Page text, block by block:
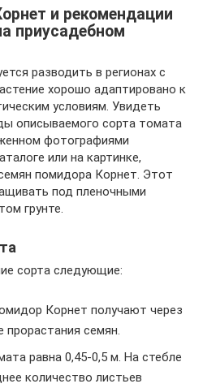
и рекомендации
приусадебном
разводить в регионах с
хорошо адаптировано к
условиям. Увидеть
описываемого сорта томата
фотографиями
или на картинке,
помидора Корнет. Этот
под пленочными
грунте.
сорта следующие:
Корнет получают через
прорастания семян.
равна 0,45-0,5 м. На стебле
количество листьев